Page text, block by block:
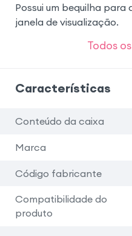
Possui um bequilha para
janela de visualização.
Todos
Características
Conteúdo da caixa
Marca
Código fabricante
Compatibilidade do
produto